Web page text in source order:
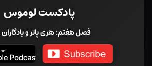
پادکست لوموس
فصل هفتم: هری پاتر و